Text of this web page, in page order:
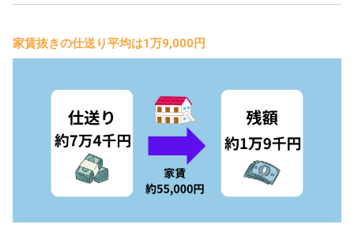
家賃抜きの仕送り平均は1万9,000円